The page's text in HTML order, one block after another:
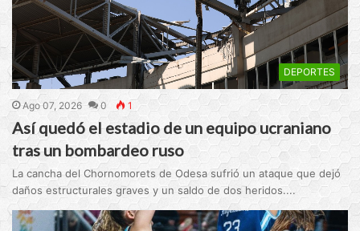
DEPORTES
Ago 07, 2026 0 1
Así quedó el estadio de un equipo ucraniano
tras un bombardeo ruso
La cancha del Chornomorets de Odesa sufrió un ataque que dejó
daños estructurales graves y un saldo de dos heridos....